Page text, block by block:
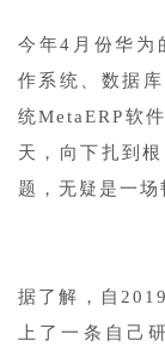
今年4月份华为
作系统、数据
统MetaERP软
天，向下扎到
题，无疑是一场
据了解，自
上了一条自己